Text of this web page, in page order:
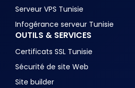
Serveur VPS Tunisie
Infogérance serveur Tunisie
OUTILS & SERVICES
Certificats SSL Tunisie
Sécurité de site Web
Site builder